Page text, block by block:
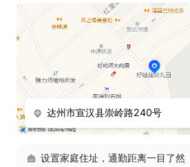
达州市宣汉县崇岭路240号
设置家庭住址，通勤距离一目了然